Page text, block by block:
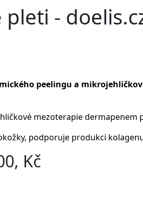
pleti -
peelingu a
mezoterapie dermapenem
podporuje produkci
Kč